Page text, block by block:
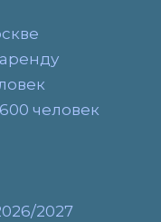
человек
2027